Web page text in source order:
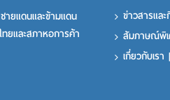
ยแดนและข้ามแดน
ยและสภาหอการค้า
ข่าวสารแล
สัมภาษณ์พิ
เกี่ยวกับเรา